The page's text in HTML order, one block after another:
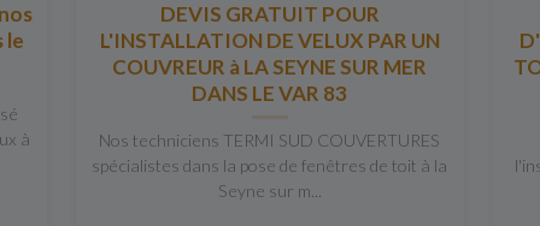
le
à
DEVIS GRATUIT POUR
L'INSTALLATION DE VELUX PAR UN
COUVREUR à LA SEYNE SUR MER
DANS LE VAR 83
Nos techniciens TERMI SUD COUVERTURES
spécialistes dans la pose de fenêtres de toit à la
Seyne sur m...